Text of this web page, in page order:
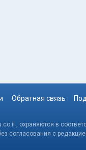
Обратная связь
, охраняются в
согласования с